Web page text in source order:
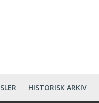
HISTORISK ARKIV